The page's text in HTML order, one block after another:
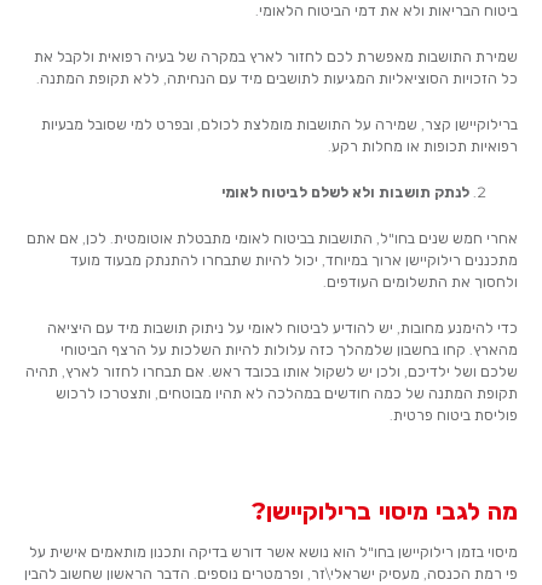
ביטוח הבריאות ולא את דמי הביטוח הלאומי.
שמירת התושבות מאפשרת לכם לחזור לארץ במקרה של בעיה רפואית ולקבל את
כל הזכויות הסוציאליות המגיעות לתושבים מיד עם הנחיתה, ללא תקופת המתנה.
ברילוקיישן קצר, שמירה על התושבות מומלצת לכולם, ובפרט למי שסובל מבעיות
רפואיות תכופות או מחלות רקע.
לנתק תושבות ולא לשלם לביטוח לאומי
אחרי חמש שנים בחו"ל, התושבות בביטוח לאומי מתבטלת אוטומטית. לכן, אם אתם
מתכננים רילוקיישן ארוך במיוחד, יכול להיות שתבחרו להתנתק מבעוד מועד
ולחסוך את התשלומים העודפים.
כדי להימנע מחובות, יש להודיע לביטוח לאומי על ניתוק תושבות מיד עם היציאה
מהארץ. קחו בחשבון שלמהלך כזה עלולות להיות השלכות על הרצף הביטוחי
שלכם ושל ילדיכם, ולכן יש לשקול אותו בכובד ראש. אם תבחרו לחזור לארץ, תהיה
תקופת המתנה של כמה חודשים במהלכה לא תהיו מבוטחים, ותצטרכו לרכוש
פוליסת ביטוח פרטית.
מה לגבי מיסוי ברילוקיישן?
מיסוי בזמן רילוקיישן בחו"ל הוא נושא אשר דורש בדיקה ותכנון מותאמים אישית על
פי רמת הכנסה, מעסיק ישראלי\זר, ופרמטרים נוספים. הדבר הראשון שחשוב להבין